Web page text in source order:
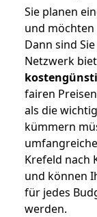
Sie planen
und
Dann sind
Netzwerk
fairen
als die
kümmern
Krefeld nach
und können
für jedes
werden.